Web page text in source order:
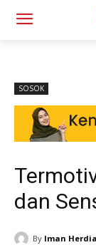
SOSOK
dan
By Iman